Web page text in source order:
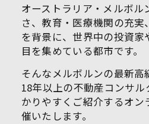
オーストラリア・メルボル
さ、教育・医療機関の充
を背景に、世界中の投資家
目を集めている都市です。
そんなメルボルンの最新高
18年以上の不動産コンサ
かりやすくご紹介するオン
催いたします。